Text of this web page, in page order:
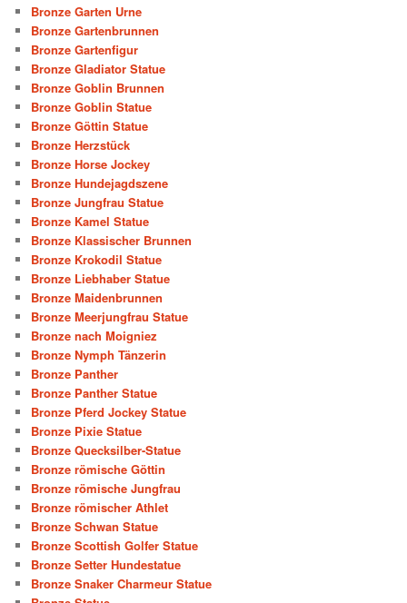
Bronze Garten Urne
Bronze Gartenbrunnen
Bronze Gartenfigur
Bronze Gladiator Statue
Bronze Goblin Brunnen
Bronze Goblin Statue
Bronze Göttin Statue
Bronze Herzstück
Bronze Horse Jockey
Bronze Hundejagdszene
Bronze Jungfrau Statue
Bronze Kamel Statue
Bronze Klassischer Brunnen
Bronze Krokodil Statue
Bronze Liebhaber Statue
Bronze Maidenbrunnen
Bronze Meerjungfrau Statue
Bronze nach Moigniez
Bronze Nymph Tänzerin
Bronze Panther
Bronze Panther Statue
Bronze Pferd Jockey Statue
Bronze Pixie Statue
Bronze Quecksilber-Statue
Bronze römische Göttin
Bronze römische Jungfrau
Bronze römischer Athlet
Bronze Schwan Statue
Bronze Scottish Golfer Statue
Bronze Setter Hundestatue
Bronze Snaker Charmeur Statue